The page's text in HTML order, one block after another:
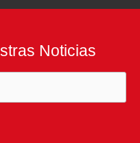
Noticias